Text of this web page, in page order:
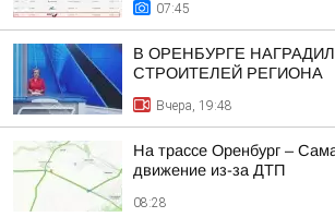
07:45
В ОРЕНБУРГЕ
СТРОИТЕЛЕЙ РЕГИОНА
Вчера, 19:48
На трассе Оренбург –
движение из-за ДТП
08:28